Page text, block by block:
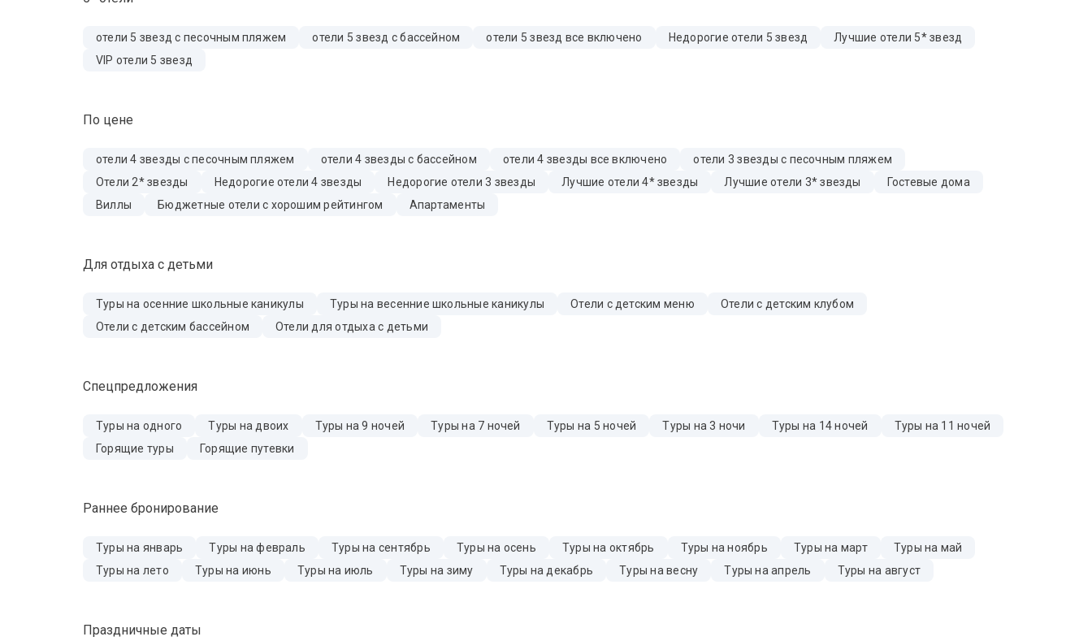
отели 5 звезд с песочным пляжем отели 5 звезд с бассейном отели 5 звезд все включено Недорогие отели 5 звезд
Лучшие отели 5* звезд
VIP отели 5 звезд
По цене
отели 4 звезды с песочным пляжем отели 4 звезды с бассейном отели 4 звезды все включено
отели 3 звезды с песочным пляжем
Отели 2* звезды
Недорогие отели 4 звезды Недорогие отели 3 звезды Лучшие отели 4* звезды Лучшие отели 3* звезды
Гостевые дома
Виллы
Бюджетные отели с хорошим рейтингом Апартаменты
Для отдыха с детьми
Туры на осенние школьные каникулы Туры на весенние школьные каникулы Отели с детским меню
Отели с детским клубом
Отели с детским бассейном
Отели для отдыха с детьми
Спецпредложения
Туры на одного Туры на двоих Туры на 9 ночей Туры на 7 ночей Туры на 5 ночей Туры на 3 ночи Туры на 14 ночей
Туры на 11 ночей
Горящие туры
Горящие путевки
Раннее бронирование
Туры на январь Туры на февраль Туры на сентябрь Туры на осень Туры на октябрь Туры на ноябрь Туры на март
Туры на май
Туры на лето
Туры на июнь Туры на июль Туры на зиму Туры на декабрь Туры на весну Туры на апрель Туры на август
Праздничные даты